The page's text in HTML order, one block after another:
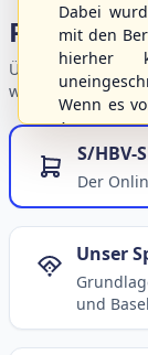
Übersicht der
weiterführende
S/HBV-
Der
Unser
und
Dabei
mit den
hierher
Wenn es
gerne an
schicken.